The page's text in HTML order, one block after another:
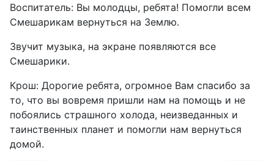
Воспитатель: Вы молодцы, ребята! Помогли всем
Смешарикам вернуться на Землю.
Звучит музыка, на экране появляются все
Смешарики.
Крош: Дорогие ребята, огромное Вам спасибо за
то, что вы вовремя пришли нам на помощь и не
побоялись страшного холода, неизведанных и
таинственных планет и помогли нам вернуться
домой.